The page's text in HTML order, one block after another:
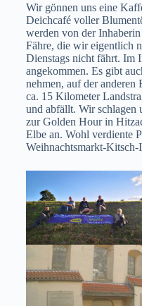
Wir gönnen uns eine
Deichcafé voller
werden von der
Fähre, die wir eigentlich
Dienstags nicht fährt. Im
angekommen. Es gibt
nehmen, auf der anderen
ca. 15 Kilometer
und abfällt. Wir schlagen
zur Golden Hour in
Elbe an. Wohl verdiente
Weihnachtsmarkt-Kitsch-